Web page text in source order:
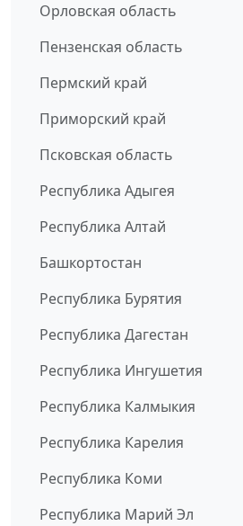
Орловская область
Пензенская область
Пермский край
Приморский край
Псковская область
Республика Адыгея
Республика Алтай
Башкортостан
Республика Бурятия
Республика Дагестан
Республика Ингушетия
Республика Калмыкия
Республика Карелия
Республика Коми
Республика Марий Эл